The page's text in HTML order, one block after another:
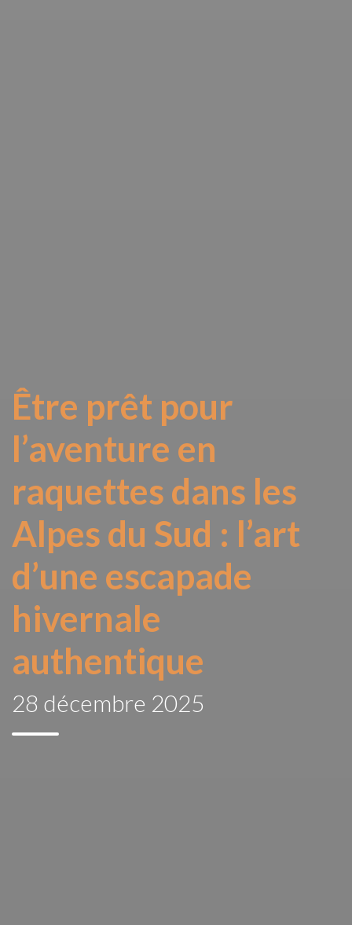
Être prêt pour
l’aventure en
raquettes dans les
Alpes du Sud : l’art
d’une escapade
hivernale
authentique
28 décembre 2025